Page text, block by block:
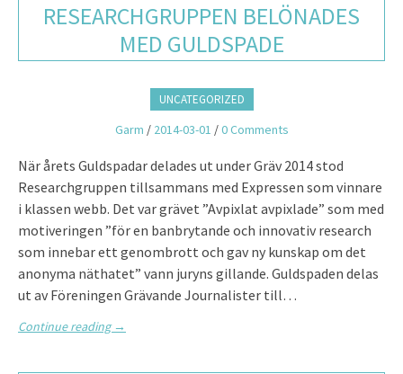
RESEARCHGRUPPEN BELÖNADES
MED GULDSPADE
UNCATEGORIZED
Garm / 2014-03-01 /0 Comments
När årets Guldspadar delades ut under Gräv 2014 stod
Researchgruppen tillsammans med Expressen som vinnare
i klassen webb. Det var grävet ”Avpixlat avpixlade” som med
motiveringen ”för en banbrytande och innovativ research
som innebar ett genombrott och gav ny kunskap om det
anonyma näthatet” vann juryns gillande. Guldspaden delas
ut av Föreningen Grävande Journalister till…
Continue reading →